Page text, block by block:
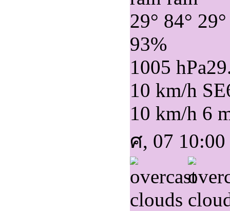
29° 84° 29°
93%
1005 hPa
10 km/h SE
10 km/h 6
ศ, 07 10:00